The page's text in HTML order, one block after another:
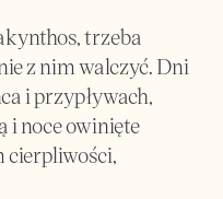
trzeba
z nim walczyć. Dni
i przypływach,
i noce owinięte
cierpliwości,